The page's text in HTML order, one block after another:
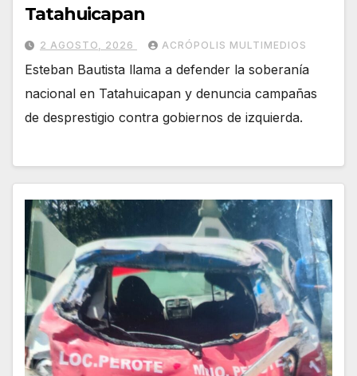
Tatahuicapan
2 AGOSTO, 2026 ACRÓPOLIS MULTIMEDIOS
Esteban Bautista llama a defender la soberanía
nacional en Tatahuicapan y denuncia campañas
de desprestigio contra gobiernos de izquierda.